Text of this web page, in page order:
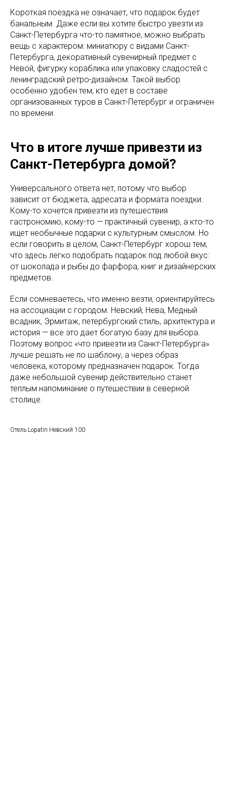
Короткая поездка не означает, что подарок будет
банальным. Даже если вы хотите быстро увезти из
Санкт-Петербурга что-то памятное, можно выбрать
вещь с характером: миниатюру с видами Санкт-
Петербурга, декоративный сувенирный предмет с
Невой, фигурку кораблика или упаковку сладостей с
ленинградский ретро-дизайном. Такой выбор
особенно удобен тем, кто едет в составе
организованных туров в Санкт-Петербург и ограничен
по времени.
Что в итоге лучше привезти из
Санкт-Петербурга домой?
Универсального ответа нет, потому что выбор
зависит от бюджета, адресата и формата поездки.
Кому-то хочется привезти из путешествия
гастрономию, кому-то — практичный сувенир, а кто-то
ищет необычные подарки с культурным смыслом. Но
если говорить в целом, Санкт-Петербург хорош тем,
что здесь легко подобрать подарок под любой вкус:
от шоколада и рыбы до фарфора, книг и дизайнерских
предметов.
Если сомневаетесь, что именно везти, ориентируйтесь
на ассоциации с городом. Невский, Нева, Медный
всадник, Эрмитаж, петербургский стиль, архитектура и
история — все это дает богатую базу для выбора.
Поэтому вопрос «что привезти из Санкт-Петербурга»
лучше решать не по шаблону, а через образ
человека, которому предназначен подарок. Тогда
даже небольшой сувенир действительно станет
теплым напоминание о путешествии в северной
столице.
Отель Lopatin Невский 100